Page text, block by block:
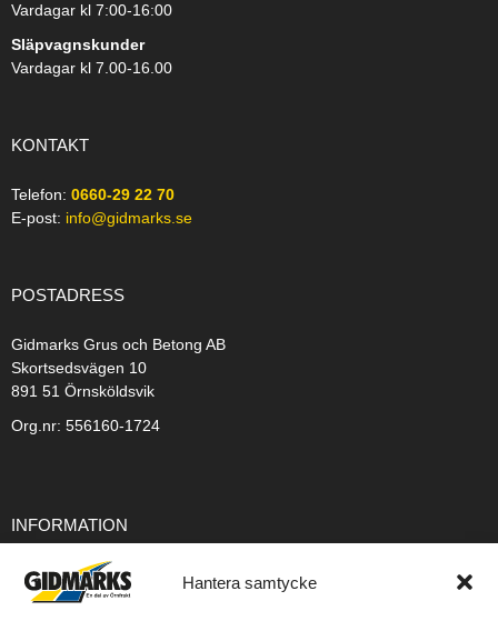
Hantera samtycke
Vardagar kl 7:00-16:00
Släpvagnskunder
Vardagar kl 7.00-16.00
KONTAKT
Telefon: 0660-29 22 70
E-post: info@gidmarks.se
POSTADRESS
Gidmarks Grus och Betong AB
Skortsedsvägen 10
891 51 Örnsköldsvik
Org.nr: 556160-1724
INFORMATION
Integritetspolicy
Cookiepolicy